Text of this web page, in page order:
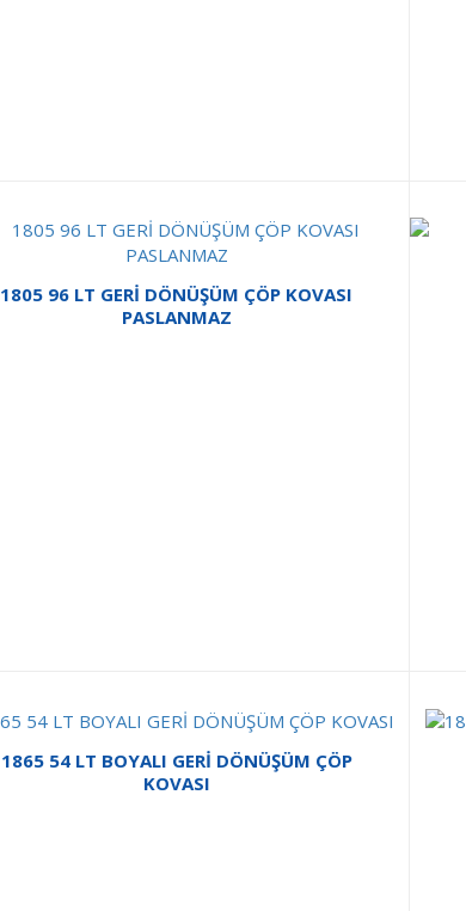
1805 96 LT GERİ DÖNÜŞÜM ÇÖP KOVASI
PASLANMAZ
1865 54 LT BOYALI GERİ DÖNÜŞÜM ÇÖP
KOVASI